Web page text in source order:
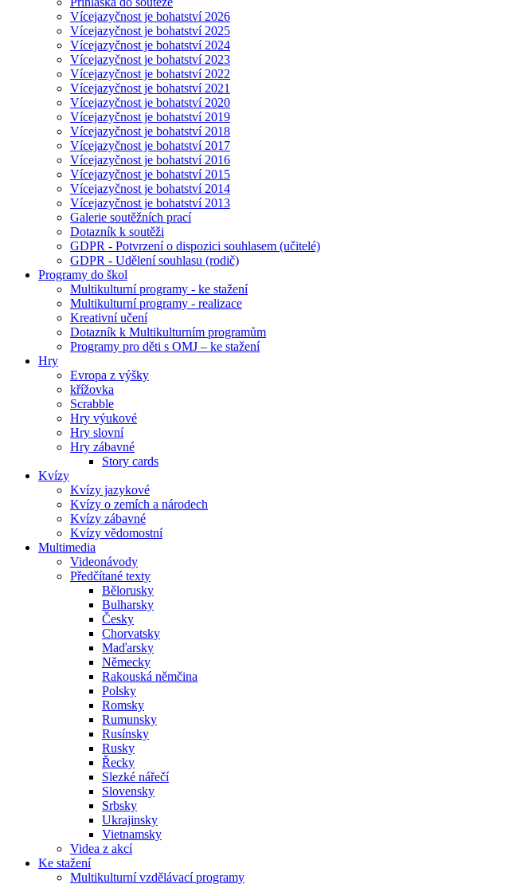
Vícejazyčnost je bohatství 2026
Vícejazyčnost je bohatství 2025
Vícejazyčnost je bohatství 2024
Vícejazyčnost je bohatství 2023
Vícejazyčnost je bohatství 2022
Vícejazyčnost je bohatství 2021
Vícejazyčnost je bohatství 2020
Vícejazyčnost je bohatství 2019
Vícejazyčnost je bohatství 2018
Vícejazyčnost je bohatství 2017
Vícejazyčnost je bohatství 2016
Vícejazyčnost je bohatství 2015
Vícejazyčnost je bohatství 2014
Vícejazyčnost je bohatství 2013
Galerie soutěžních prací
Dotazník k soutěži
GDPR - Potvrzení o dispozici souhlasem (učitelé)
GDPR - Udělení souhlasu (rodič)
Programy do škol
Multikulturní programy - ke stažení
Multikulturní programy - realizace
Kreativní učení
Dotazník k Multikulturním programům
Programy pro děti s OMJ – ke stažení
Hry
Evropa z výšky
křížovka
Scrabble
Hry výukové
Hry slovní
Hry zábavné
Story cards
Kvízy
Kvízy jazykové
Kvízy o zemích a národech
Kvízy zábavné
Kvízy vědomostní
Multimedia
Videonávody
Předčítané texty
Bělorusky
Bulharsky
Česky
Chorvatsky
Maďarsky
Německy
Rakouská němčina
Polsky
Romsky
Rumunsky
Rusínsky
Rusky
Řecky
Slezké nářečí
Slovensky
Srbsky
Ukrajinsky
Vietnamsky
Videa z akcí
Ke stažení
Multikulturní vzdělávací programy